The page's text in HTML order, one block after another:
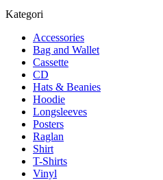
Kategori
Accessories
Bag and Wallet
Cassette
CD
Hats & Beanies
Hoodie
Longsleeves
Posters
Raglan
Shirt
T-Shirts
Vinyl